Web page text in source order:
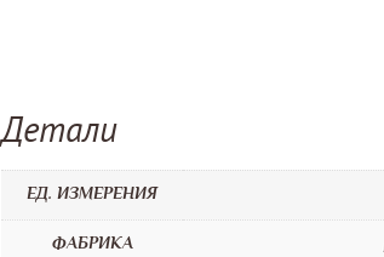
Детали
ЕД. ИЗМЕРЕНИЯ
ФАБРИКА